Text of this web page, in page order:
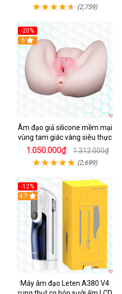
(2,759)
-20%
Hot
5
Âm đạo giả silicone mềm mại
vùng tam giác vàng siêu thực
1.050.000₫ 1.312.000₫
(2,699)
-12%
Hot
4.7
Máy âm đạo Leten A380 V4